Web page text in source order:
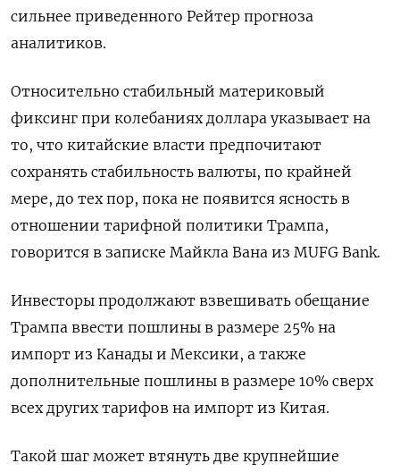
сильнее приведенного Рейтер прогноза
аналитиков.
Относительно стабильный материковый
фиксинг при колебаниях доллара указывает на
то, что китайские власти предпочитают
сохранять стабильность валюты, по крайней
мере, до тех пор, пока не появится ясность в
отношении тарифной политики Трампа,
говорится в записке Майкла Вана из MUFG Bank.
Инвесторы продолжают взвешивать обещание
Трампа ввести пошлины в размере 25% на
импорт из Канады и Мексики, а также
дополнительные пошлины в размере 10% сверх
всех других тарифов на импорт из Китая.
Такой шаг может втянуть две крупнейшие